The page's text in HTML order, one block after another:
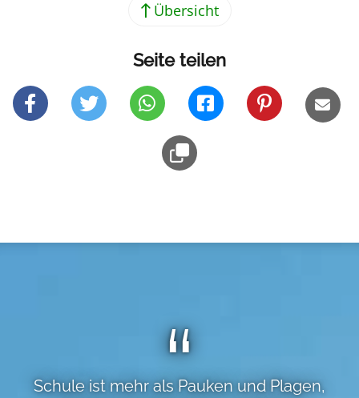
Übersicht
Seite teilen
Schule ist mehr als Pauken und Plagen,